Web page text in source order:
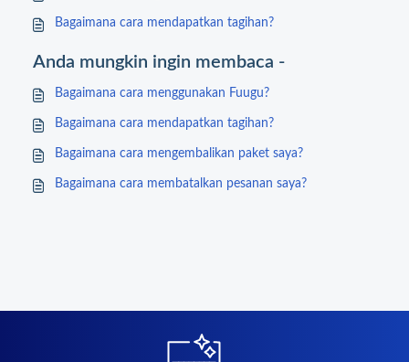
Bagaimana cara mendapatkan tagihan?
Anda mungkin ingin membaca -
Bagaimana cara menggunakan Fuugu?
Bagaimana cara mendapatkan tagihan?
Bagaimana cara mengembalikan paket saya?
Bagaimana cara membatalkan pesanan saya?